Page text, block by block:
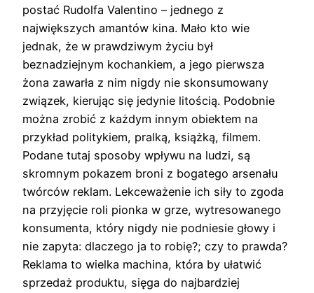
postać Rudolfa Valentino – jednego z
największych amantów kina. Mało kto wie
jednak, że w prawdziwym życiu był
beznadziejnym kochankiem, a jego pierwsza
żona zawarła z nim nigdy nie skonsumowany
związek, kierując się jedynie litością. Podobnie
można zrobić z każdym innym obiektem na
przykład politykiem, pralką, książką, filmem.
Podane tutaj sposoby wpływu na ludzi, są
skromnym pokazem broni z bogatego arsenału
twórców reklam. Lekceważenie ich siły to zgoda
na przyjęcie roli pionka w grze, wytresowanego
konsumenta, który nigdy nie podniesie głowy i
nie zapyta: dlaczego ja to robię?; czy to prawda?
Reklama to wielka machina, która by ułatwić
sprzedaż produktu, sięga do najbardziej